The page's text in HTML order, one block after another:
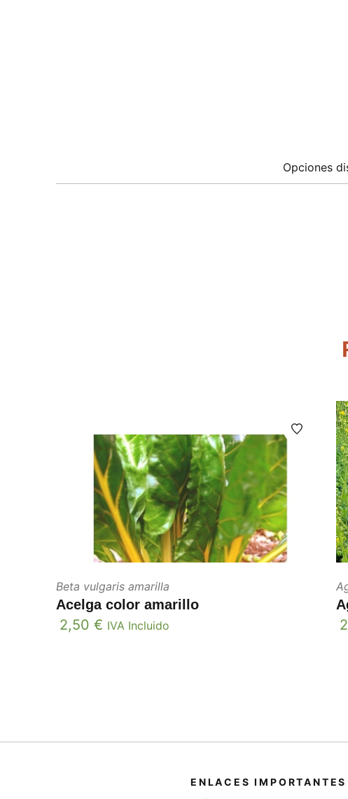
Opciones
Beta vulgaris amarilla
Acelga color amarillo
2,50 € IVA Incluido
ENLACES IMPORTANTES